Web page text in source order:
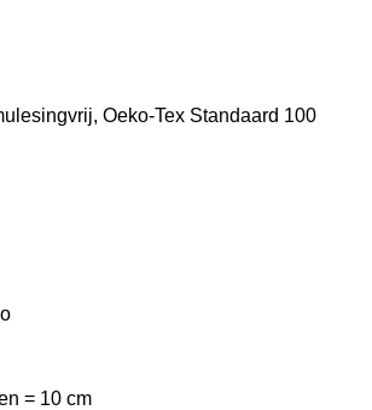
Oeko-Tex Standaard 100
= 10 cm